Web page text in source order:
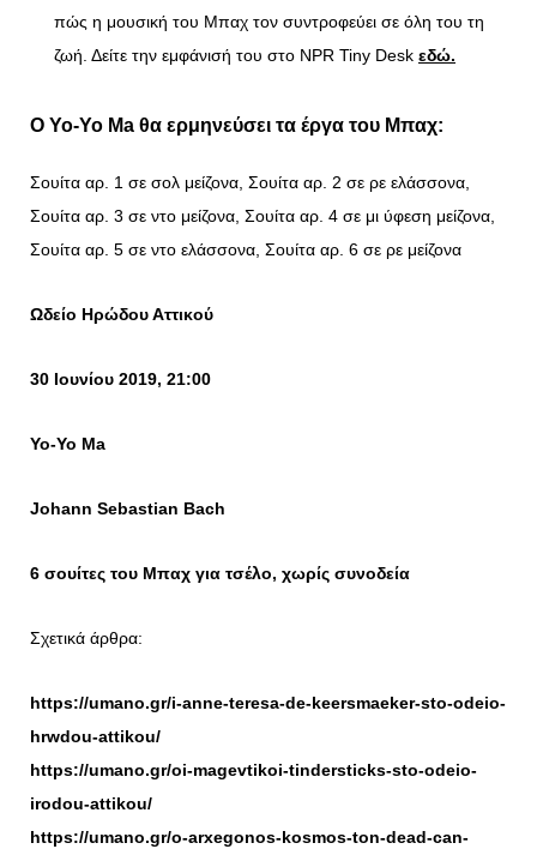
πώς η μουσική του Μπαχ τον συντροφεύει σε όλη του τη
ζωή. Δείτε την εμφάνισή του στο NPR Tiny Desk εδώ.
Ο Yo-Yo Ma θα ερμηνεύσει τα έργα του Μπαχ:
Σουίτα αρ. 1 σε σολ μείζονα, Σουίτα αρ. 2 σε ρε ελάσσονα,
Σουίτα αρ. 3 σε ντο μείζονα, Σουίτα αρ. 4 σε μι ύφεση μείζονα,
Σουίτα αρ. 5 σε ντο ελάσσονα, Σουίτα αρ. 6 σε ρε μείζονα
Ωδείο Ηρώδου Αττικού
30 Ιουνίου 2019, 21:00
Yo-Yo Ma
Johann Sebastian Bach
6 σουίτες του Μπαχ για τσέλο, χωρίς συνοδεία
Σχετικά άρθρα:
https://umano.gr/i-anne-teresa-de-keersmaeker-sto-odeio-
hrwdou-attikou/
https://umano.gr/oi-magevtikoi-tindersticks-sto-odeio-
irodou-attikou/
https://umano.gr/o-arxegonos-kosmos-ton-dead-can-